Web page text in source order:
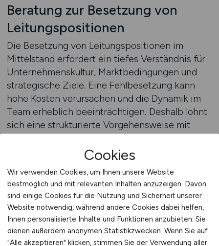
Beratung zur Besetzung von
Leitungspositionen
Die Besetzung von Leitungspositionen im
Mittelstand erfordert ein tiefes Verständnis für
Unternehmenskultur, Marktbedingungen und
strategische Ziele. Eine Fehlbesetzung kann
hohe Kosten verursachen und die Dynamik im
Team erheblich beeinträchtigen. Deshalb lohnt
sich eine strukturierte Vorgehensweise mit
professioneller Beratung. Eine fundierte Analyse
der Position, der Unternehmensstruktur und der
bildet die Basis für eine erfolgreiche Suche. Im
Mittelstand zählen dabei nicht nur formale
Qualifikationen, sondern vor allem
Persönlichkeit, Führungsstil und
Werteverständnis. Nur wer diese Faktoren
berücksichtigt, findet Kandidaten, die langfristig
Cookies
Wir verwenden Cookies, um Ihnen unsere Website
bestmöglich und mit relevanten Inhalten anzuzeigen. Davon
sind einige Cookies für die Nutzung und Sicherheit unserer
Website notwendig, während andere Cookies dabei helfen,
Ihnen personalisierte Inhalte und Funktionen anzubieten. Sie
dienen außerdem anonymen Statistikzwecken. Wenn Sie auf
"Alle akzeptieren" klicken, stimmen Sie der Verwendung aller